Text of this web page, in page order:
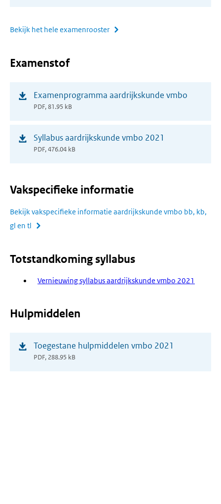
Bekijk het hele examenrooster
Examenstof
Examenprogramma aardrijkskunde vmbo
PDF, 81.95 kB
Syllabus aardrijkskunde vmbo 2021
PDF, 476.04 kB
Vakspecifieke informatie
Bekijk vakspecifieke informatie aardrijkskunde vmbo bb, kb,
gl en tl
Totstandkoming syllabus
Vernieuwing syllabus aardrijkskunde vmbo 2021
Hulpmiddelen
Toegestane hulpmiddelen vmbo 2021
PDF, 288.95 kB